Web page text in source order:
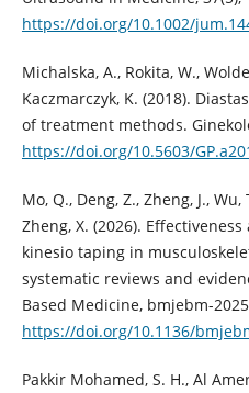
https://doi.org/10.1002/
Michalska, A., Rokita, W.,
Kaczmarczyk, K. (2018).
of treatment methods.
https://doi.org/10.5603/
Mo, Q., Deng, Z., Zheng, J., Wu,
Zheng, X. (2026).
kinesio taping in
systematic reviews and
Based Medicine, bmjebm-
https://doi.org/10.1136/
Pakkir Mohamed, S. H., Al